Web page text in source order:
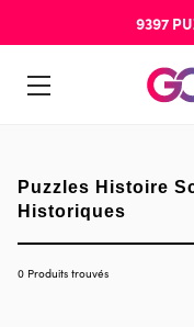
9397
Puzzles Histoire
Historiques
0 Produits trouvés